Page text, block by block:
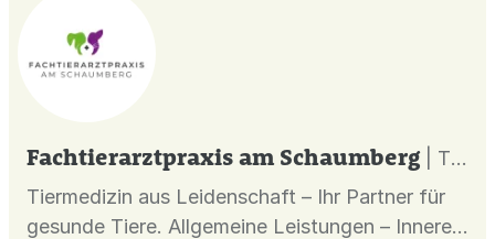
Fachtierarztpraxis am Schaumberg
| Tholey |
Tiermedizin aus Leidenschaft – Ihr Partner für
gesunde Tiere. Allgemeine Leistungen – Innere